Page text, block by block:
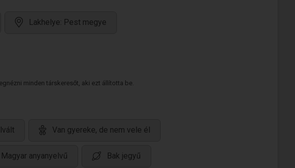
Lakhelye: Pest megye
minden társkeresőt, aki ezt állította be.
Van gyereke, de nem vele él
Magyar anyanyelvű Bak jegyű